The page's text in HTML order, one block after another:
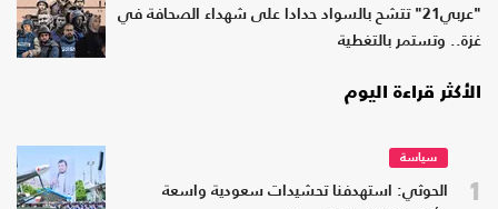
"عربي21" تتشح بالسواد حدادا على شهداء الصحافة في
غزة.. وتستمر بالتغطية
الأكثر قراءة اليوم
1
سياسة
الحوثي: استهدفنا تحشيدات سعودية واسعة